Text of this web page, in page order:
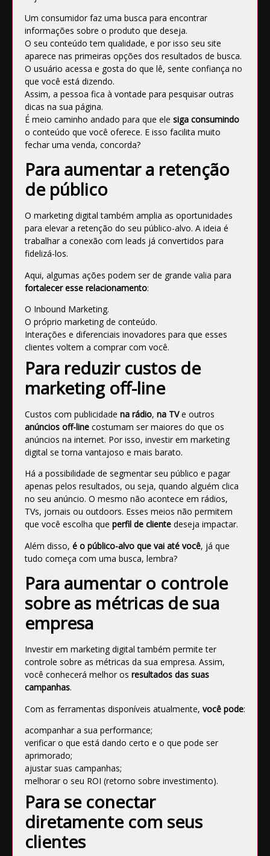
Um consumidor faz uma busca para encontrar
informações sobre o produto que deseja.
O seu conteúdo tem qualidade, e por isso seu site
aparece nas primeiras opções dos resultados de busca.
O usuário acessa e gosta do que lê, sente confiança no
que você está dizendo.
Assim, a pessoa fica à vontade para pesquisar outras
dicas na sua página.
É meio caminho andado para que ele siga consumindo
o conteúdo que você oferece. E isso facilita muito
fechar uma venda, concorda?
Para aumentar a retenção
de público
O marketing digital também amplia as oportunidades
para elevar a retenção do seu público-alvo. A ideia é
trabalhar a conexão com leads já convertidos para
fidelizá-los.
Aqui, algumas ações podem ser de grande valia para
fortalecer esse relacionamento:
O Inbound Marketing.
O próprio marketing de conteúdo.
Interações e diferenciais inovadores para que esses
clientes voltem a comprar com você.
Para reduzir custos de
marketing off-line
Custos com publicidade na rádio, na TVe outros
anúncios off-line costumam ser maiores do que os
anúncios na internet. Por isso, investir em marketing
digital se torna vantajoso e mais barato.
Há a possibilidade de segmentar seu público e pagar
apenas pelos resultados, ou seja, quando alguém clica
no seu anúncio. O mesmo não acontece em rádios,
TVs, jornais ou outdoors. Esses meios não permitem
que você escolha que perfil de cliente deseja impactar.
Além disso, é o público-alvo que vai até você, já que
tudo começa com uma busca, lembra?
Para aumentar o controle
sobre as métricas de sua
empresa
Investir em marketing digital também permite ter
controle sobre as métricas da sua empresa. Assim,
você conhecerá melhor os resultados das suas
campanhas.
Com as ferramentas disponíveis atualmente, você pode:
acompanhar a sua performance;
verificar o que está dando certo e o que pode ser
aprimorado;
ajustar suas campanhas;
melhorar o seu ROI (retorno sobre investimento).
Para se conectar
diretamente com seus
clientes